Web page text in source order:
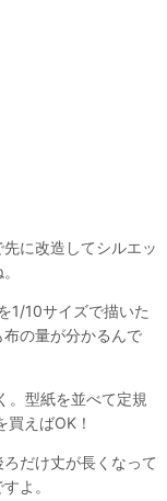
に改造してシルエッ
1/10サイズで描いた
の量が分かるんで
。型紙を並べて定規
えばOK！
だけ丈が長くなって
よ。